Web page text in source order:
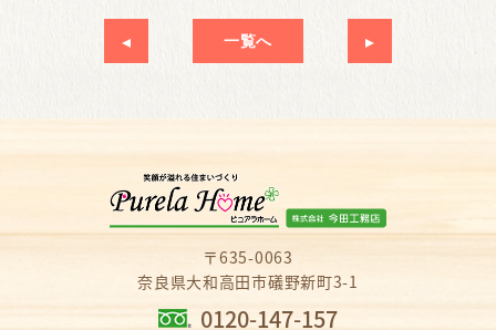
一覧へ
〒635-0063
奈良県大和高田市礒野新町3-1
0120-147-157